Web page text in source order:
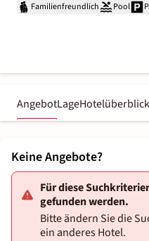
Familienfreundlich Pool
AngebotLageHotelüberblick
Keine Angebote?
Für diese
gefunden werden.
Bitte ändern Sie die
ein anderes Hotel.